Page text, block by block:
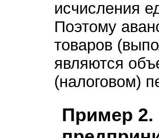
исчисления
Поэтому
товаров
являются
(налоговом)
Пример